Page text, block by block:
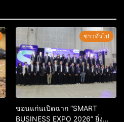
ข่าวทั่วไป
ขอนแก่นเปิดฉาก “SMART
BUSINESS EXPO 2026” ยิ่ง